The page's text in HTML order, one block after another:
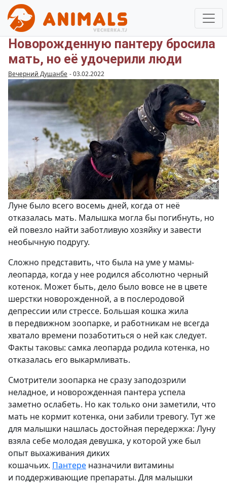
Новорожденную пантеру бросила
мать, но её удочерили люди
Вечерний Душанбе -03.02.2022
Луне было всего восемь дней, когда от неё
отказалась мать. Малышка могла бы погибнуть, но
ей повезло найти заботливую хозяйку и завести
необычную подругу.
Сложно представить, что была на уме у мамы-
леопарда, когда у нее родился абсолютно черный
котенок. Может быть, дело было вовсе не в цвете
шерстки новорожденной, а в послеродовой
депрессии или стрессе. Большая кошка жила
в передвижном зоопарке, и работникам не всегда
хватало времени позаботиться о ней как следует.
Факты таковы: самка леопарда родила котенка, но
отказалась его выкармливать.
Смотрители зоопарка не сразу заподозрили
неладное, и новорожденная пантера успела
заметно ослабеть. Но как только они заметили, что
мать не кормит котенка, они забили тревогу. Тут же
для малышки нашлась достойная передержка: Луну
взяла себе молодая девушка, у которой уже был
опыт выхаживания диких
кошачьих. Пантере назначили витамины
и поддерживающие препараты. Для малышки